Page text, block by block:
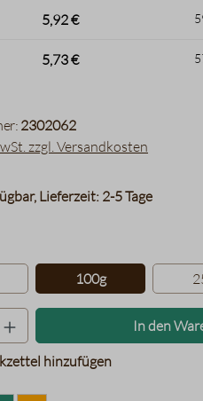
5,92 €
5,73 €
2302062
zzgl. Versandkosten
Lieferzeit: 2-5 Tage
100g
Produkt Anzahl:
In den
hinzufügen